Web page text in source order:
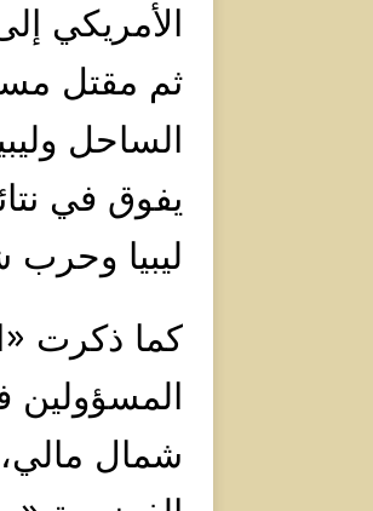
الأمريكي
ثم مقتل
الساحل
يفوق في
ليبيا وحرب
كما ذكرت
المسؤولين
شمال